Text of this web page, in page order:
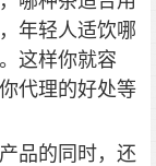
年轻人适饮哪
这样你就容
代理的好处等
品的同时，还